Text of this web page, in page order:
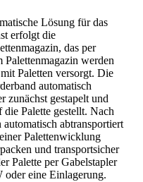
Lösung für das
erfolgt die
das per
werden
Paletten versorgt. Die
automatisch
zunächst gestapelt und
Palette gestellt. Nach
abtransportiert
Palettenwicklung
und transportsicher
Palette per Gabelstapler
eine Einlagerung.